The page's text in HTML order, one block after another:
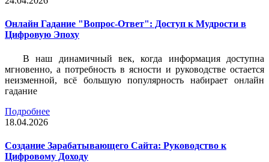
Онлайн Гадание "Вопрос-Ответ": Доступ к Мудрости в
Цифровую Эпоху
В наш динамичный век, когда информация доступна
мгновенно, а потребность в ясности и руководстве остается
неизменной, всё большую популярность набирает онлайн
гадание
Подробнее
18.04.2026
Создание Зарабатывающего Сайта: Руководство к
Цифровому Доходу